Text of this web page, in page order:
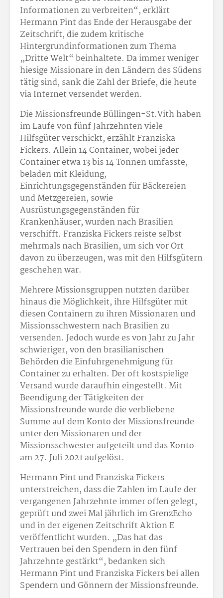
Informationen zu verbreiten“, erklärt
Hermann Pint das Ende der Herausgabe der
Zeitschrift, die zudem kritische
Hintergrundinformationen zum Thema
„Dritte Welt“ beinhaltete. Da immer weniger
hiesige Missionare in den Ländern des Südens
tätig sind, sank die Zahl der Briefe, die heute
via Internet versendet werden.
Die Missionsfreunde Büllingen-St.Vith haben
im Laufe von fünf Jahrzehnten viele
Hilfsgüter verschickt, erzählt Franziska
Fickers. Allein 14 Container, wobei jeder
Container etwa 13 bis 14 Tonnen umfasste,
beladen mit Kleidung,
Einrichtungsgegenständen für Bäckereien
und Metzgereien, sowie
Ausrüstungsgegenständen für
Krankenhäuser, wurden nach Brasilien
verschifft. Franziska Fickers reiste selbst
mehrmals nach Brasilien, um sich vor Ort
davon zu überzeugen, was mit den Hilfsgütern
geschehen war.
Mehrere Missionsgruppen nutzten darüber
hinaus die Möglichkeit, ihre Hilfsgüter mit
diesen Containern zu ihren Missionaren und
Missionsschwestern nach Brasilien zu
versenden. Jedoch wurde es von Jahr zu Jahr
schwieriger, von den brasilianischen
Behörden die Einfuhrgenehmigung für
Container zu erhalten. Der oft kostspielige
Versand wurde daraufhin eingestellt. Mit
Beendigung der Tätigkeiten der
Missionsfreunde wurde die verbliebene
Summe auf dem Konto der Missionsfreunde
unter den Missionaren und der
Missionsschwester aufgeteilt und das Konto
am 27. Juli 2021 aufgelöst.
Hermann Pint und Franziska Fickers
unterstreichen, dass die Zahlen im Laufe der
vergangenen Jahrzehnte immer offen gelegt,
geprüft und zwei Mal jährlich im GrenzEcho
und in der eigenen Zeitschrift Aktion E
veröffentlicht wurden. „Das hat das
Vertrauen bei den Spendern in den fünf
Jahrzehnte gestärkt“, bedanken sich
Hermann Pint und Franziska Fickers bei allen
Spendern und Gönnern der Missionsfreunde.